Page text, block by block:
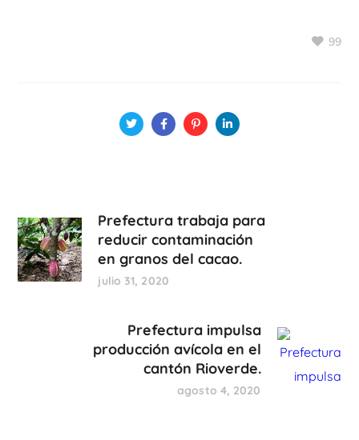
99
Prefectura trabaja para
reducir contaminación
en granos del cacao.
julio 31, 2020
Prefectura impulsa
producción avícola en el
cantón Rioverde.
agosto 4, 2020